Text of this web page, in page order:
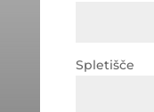
Spletišče